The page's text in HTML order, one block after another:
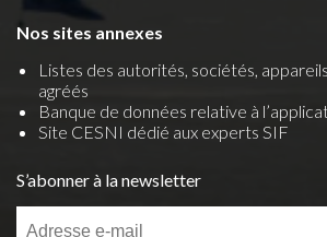
Nos sites annexes
Listes des autorités, sociétés,
agréés
Banque de données relative à
Site CESNI dédié aux experts SIF
S’abonner à la newsletter